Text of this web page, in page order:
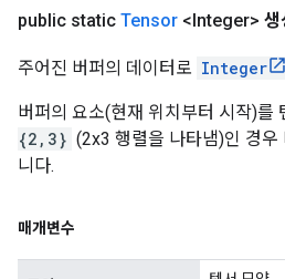
public static Tensor <Integer> 생
주어진 버퍼의 데이터로 Integer
버퍼의 요소(현재 위치부터 시작)를
{2,3} (2x3 행렬을 나타냄)인 경
니다.
매개변수